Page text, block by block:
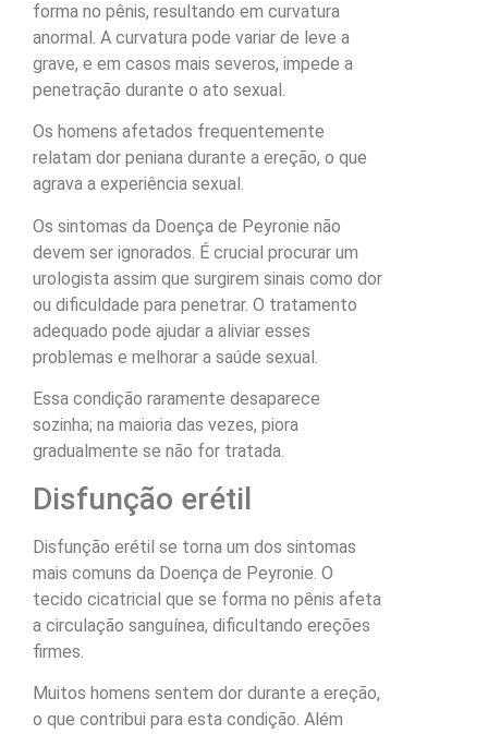
forma no pênis, resultando em curvatura
anormal. A curvatura pode variar de leve a
grave, e em casos mais severos, impede a
penetração durante o ato sexual.
Os homens afetados frequentemente
relatam dor peniana durante a ereção, o que
agrava a experiência sexual.
Os sintomas da Doença de Peyronie não
devem ser ignorados. É crucial procurar um
urologista assim que surgirem sinais como dor
ou dificuldade para penetrar. O tratamento
adequado pode ajudar a aliviar esses
problemas e melhorar a saúde sexual.
Essa condição raramente desaparece
sozinha; na maioria das vezes, piora
gradualmente se não for tratada.
Disfunção erétil
Disfunção erétil se torna um dos sintomas
mais comuns da Doença de Peyronie. O
tecido cicatricial que se forma no pênis afeta
a circulação sanguínea, dificultando ereções
firmes.
Muitos homens sentem dor durante a ereção,
o que contribui para esta condição. Além